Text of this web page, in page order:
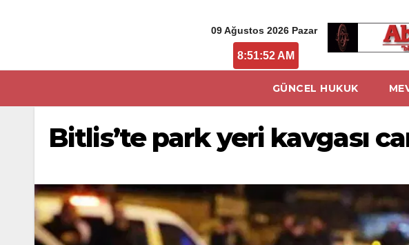
09 Ağustos 2026 Pazar
8:51:53 AM
GÜNCEL HUKUK
Bitlis’te park yeri kavgası